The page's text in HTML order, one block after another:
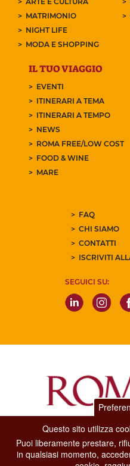
MATRIMONIO
NIGHT LIFE
MODA E SHOPPING
IL TUO VIAGGIO
EVENTI
ITINERARI A TEMA
ITINERARI A TEMPO
NEWS
ROMA FREE/LOW COST
FOOD & WINE
MARE
FAQ
CHI SIAMO
CONTATTI
ISCRIVITI
SEGUICI SU:
Dipartimento Grandi
Via di San Basilio, 51
00187 Roma
Questo sito utilizza
Puoi liberamente prestare,
in qualsiasi momento,